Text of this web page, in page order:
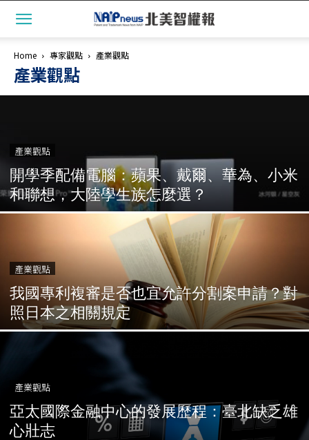
Home 專家觀點 產業觀點
產業觀點
產業觀點
開學季配備電腦：蘋果、戴爾、華為、小米
和聯想，大陸學生族怎麼選？
產業觀點
我國專利複審是否也宜允許分割案申請？對
照日本之相關規定
產業觀點
亞太國際金融中心的發展歷程：臺北缺乏雄
心壯志